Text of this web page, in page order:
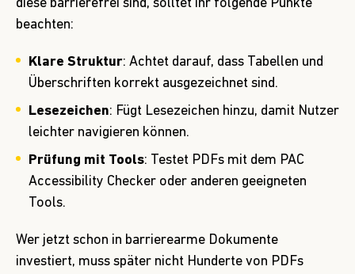
diese barrierefrei sind, solltet ihr folgende Punkte
beachten:
Klare Struktur: Achtet darauf, dass Tabellen und
Überschriften korrekt ausgezeichnet sind.
Lesezeichen: Fügt Lesezeichen hinzu, damit Nutzer
leichter navigieren können.
Prüfung mit Tools: Testet PDFs mit dem PAC
Accessibility Checker oder anderen geeigneten
Tools.
Wer jetzt schon in barrierearme Dokumente
investiert, muss später nicht Hunderte von PDFs